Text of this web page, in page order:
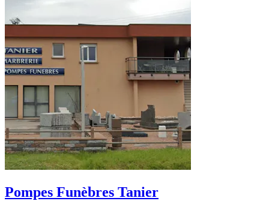
Pompes Funèbres Tanier